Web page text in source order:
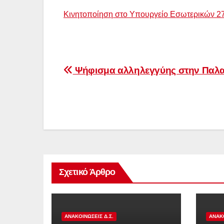
Κινητοποίηση στο Υπουργείο Εσωτερικών
Πλοήγηση
Ψήφισμα αλληλεγγύης στην
Σχετικό Άρθρο
ΑΝΑΚΟΙΝΏΣΕΙΣ Δ.Σ.